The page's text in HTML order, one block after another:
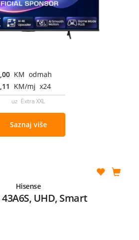
KM odmah
KM/mj x24
uz Extra XXL
Saznaj više
Hisense
43A6S, UHD, Smart